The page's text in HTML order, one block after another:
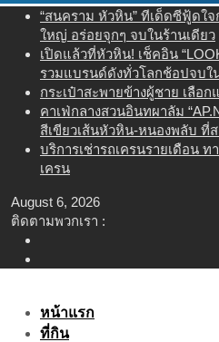
content
“สนคราม หัวหิน” ทีเด็ดซีฟู้ดใ
ใหญ่ อร่อยจุกๆ จบในร้านเดียว
เปิดแล้วที่หัวหิน! เช็คอิน
รวมแบรนด์ดังทั่วโลกช้อปจบใ
กระเป๋าสะพายข้างผู้ชาย เลือ
คาเฟ่กลางสวนอินทผาลัม
สีเขียวเส้นหัวหิน-หนองพลับ ที่
บริการเช่ารถเครนรายเดือน ท
เครน
August 6, 2026
ติดตามพวกเรา :
หน้าแรก
ที่กิน